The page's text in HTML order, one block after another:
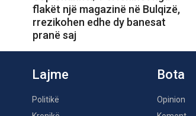
flakët një magazinë në Bulqizë,
rrezikohen edhe dy banesat
pranë saj
Lajme
Politikë
Bota
Opinion